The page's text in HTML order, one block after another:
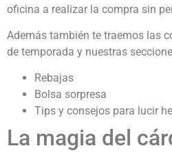
oficina a realizar la compra sin
Además también te traemos las
de temporada y nuestras
Rebajas
Bolsa sorpresa
Tips y consejos para lucir
La magia del